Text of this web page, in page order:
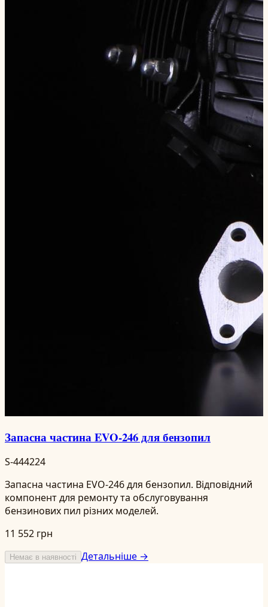
Запасна частина EVO-246 для бензопил
S-444224
Запасна частина EVO-246 для бензопил. Відповідний
компонент для ремонту та обслуговування
бензинових пил різних моделей.
11 552 грн
Немає в наявності Детальніше →